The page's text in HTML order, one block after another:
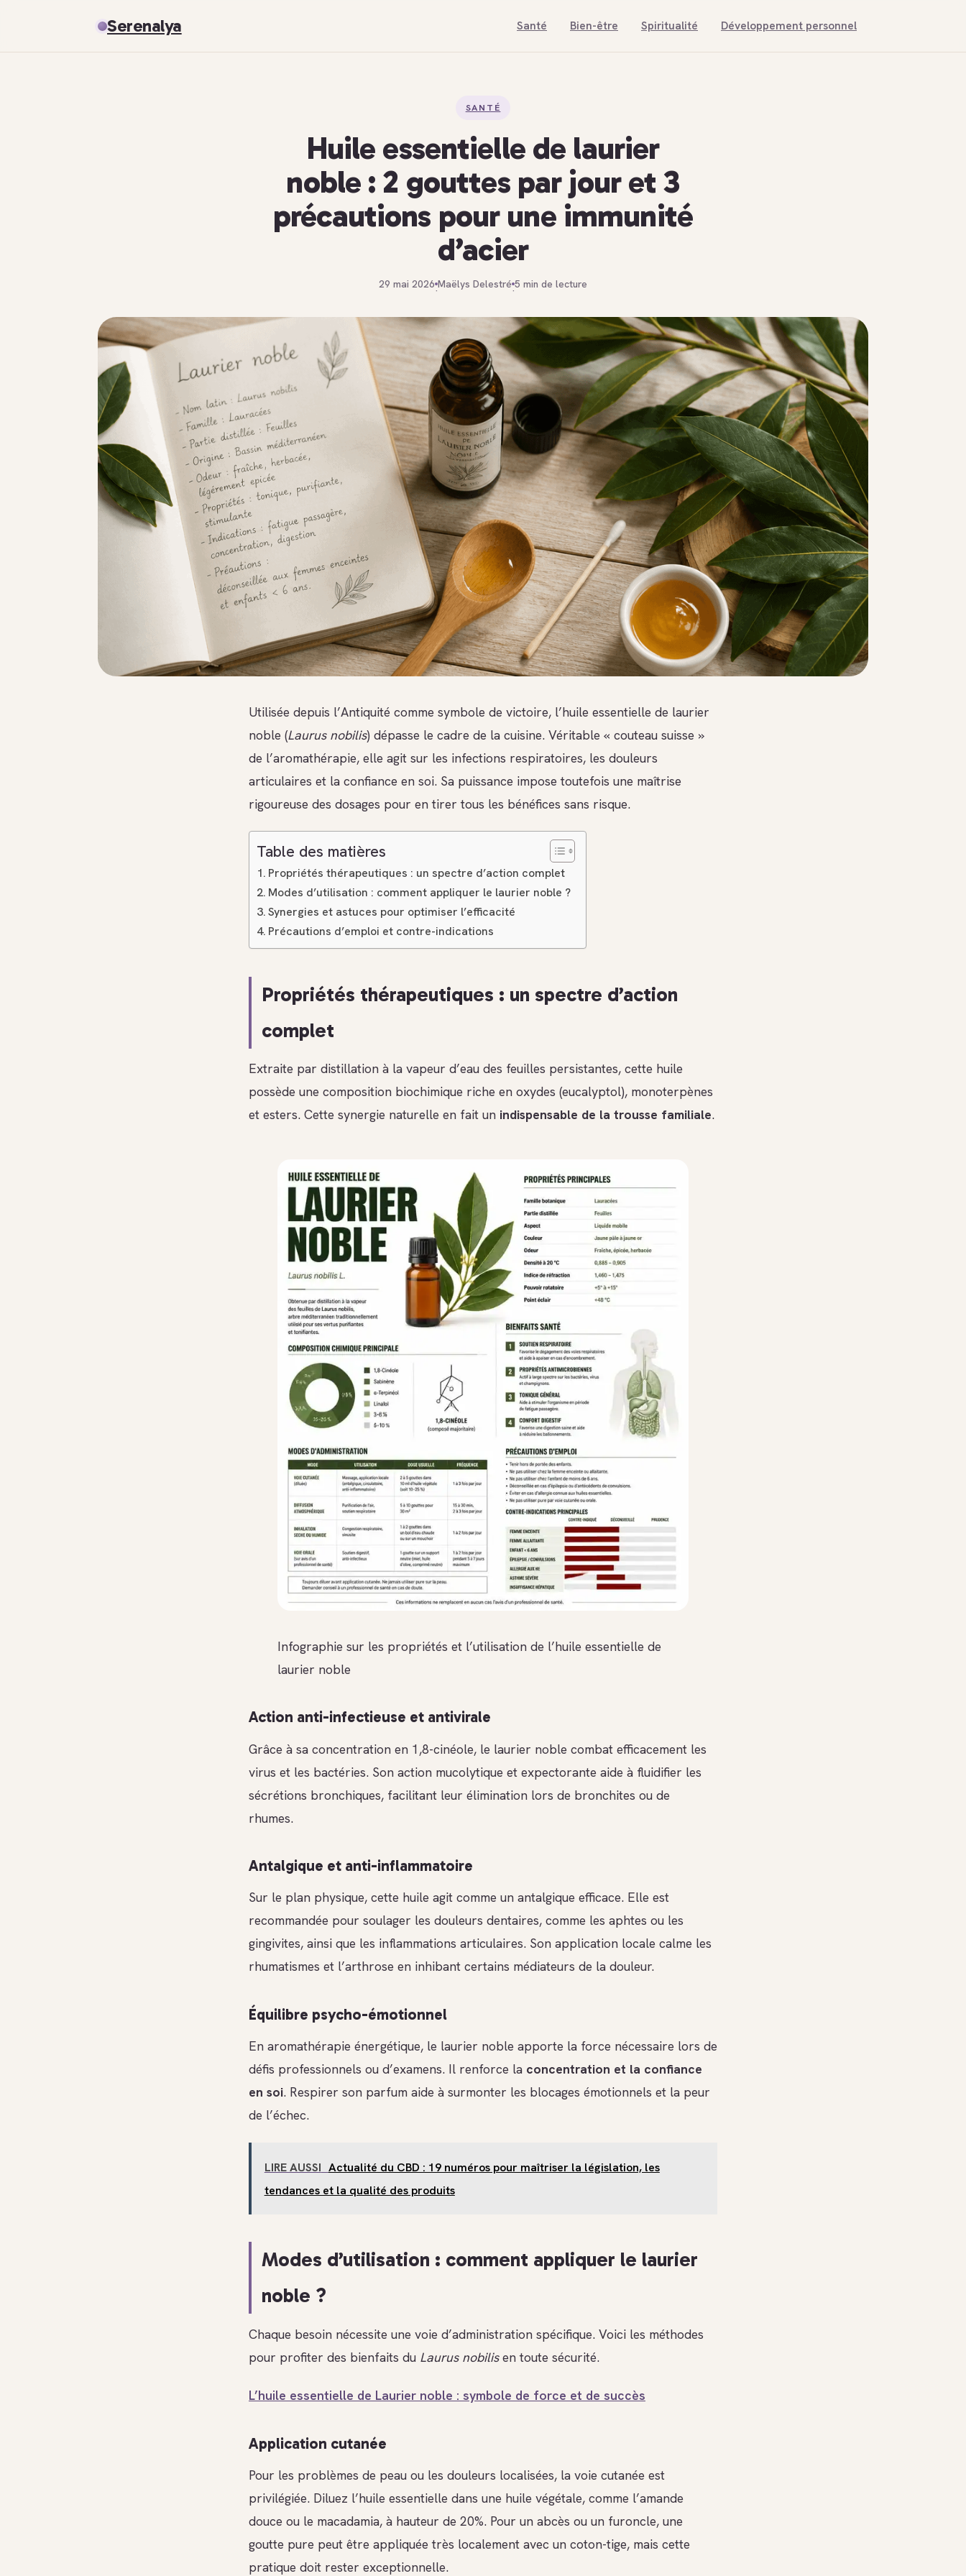
Serenalya Santé Bien-être Spiritualité Développement personnel
SANTÉ
Huile essentielle de laurier
noble : 2 gouttes par jour et 3
précautions pour une immunité
d’acier
29 mai 2026
·
Maëlys Delestré
·
5 min de lecture
Utilisée depuis l’Antiquité comme symbole de victoire, l’huile essentielle de laurier
noble (Laurus nobilis) dépasse le cadre de la cuisine. Véritable « couteau suisse »
de l’aromathérapie, elle agit sur les infections respiratoires, les douleurs
articulaires et la confiance en soi. Sa puissance impose toutefois une maîtrise
rigoureuse des dosages pour en tirer tous les bénéfices sans risque.
Table des matières
Propriétés thérapeutiques : un spectre d’action complet
Modes d’utilisation : comment appliquer le laurier noble ?
Synergies et astuces pour optimiser l’efficacité
Précautions d’emploi et contre-indications
Propriétés thérapeutiques : un spectre d’action
complet
Extraite par distillation à la vapeur d’eau des feuilles persistantes, cette huile
possède une composition biochimique riche en oxydes (eucalyptol), monoterpènes
et esters. Cette synergie naturelle en fait un indispensable de la trousse familiale.
Infographie sur les propriétés et l’utilisation de l’huile essentielle de
laurier noble
Action anti-infectieuse et antivirale
Grâce à sa concentration en 1,8-cinéole, le laurier noble combat efficacement les
virus et les bactéries. Son action mucolytique et expectorante aide à fluidifier les
sécrétions bronchiques, facilitant leur élimination lors de bronchites ou de
rhumes.
Antalgique et anti-inflammatoire
Sur le plan physique, cette huile agit comme un antalgique efficace. Elle est
recommandée pour soulager les douleurs dentaires, comme les aphtes ou les
gingivites, ainsi que les inflammations articulaires. Son application locale calme les
rhumatismes et l’arthrose en inhibant certains médiateurs de la douleur.
Équilibre psycho-émotionnel
En aromathérapie énergétique, le laurier noble apporte la force nécessaire lors de
défis professionnels ou d’examens. Il renforce la concentration et la confiance
en soi. Respirer son parfum aide à surmonter les blocages émotionnels et la peur
de l’échec.
LIRE AUSSI Actualité du CBD : 19 numéros pour maîtriser la législation, les
tendances et la qualité des produits
Modes d’utilisation : comment appliquer le laurier
noble ?
Chaque besoin nécessite une voie d’administration spécifique. Voici les méthodes
pour profiter des bienfaits du Laurus nobilisen toute sécurité.
L’huile essentielle de Laurier noble : symbole de force et de succès
Application cutanée
Pour les problèmes de peau ou les douleurs localisées, la voie cutanée est
privilégiée. Diluez l’huile essentielle dans une huile végétale, comme l’amande
douce ou le macadamia, à hauteur de 20%. Pour un abcès ou un furoncle, une
goutte pure peut être appliquée très localement avec un coton-tige, mais cette
pratique doit rester exceptionnelle.